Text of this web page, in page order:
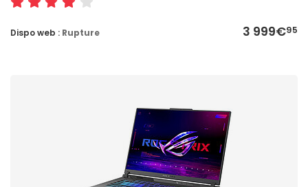
3 999€95
Dispo web : Rupture